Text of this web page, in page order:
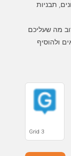
תבניות
מה שעליכם
ולהוסיף
Grid 3